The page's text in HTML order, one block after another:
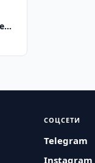
СОЦСЕТИ
Telegram
Instagram